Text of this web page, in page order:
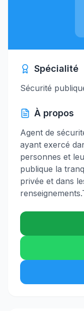
Spécialité
Sécurité
À propos
Agent de
ayant exercé
personnes et
publique la
privée et dans